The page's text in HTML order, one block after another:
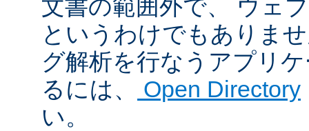
文書の範囲外で、 ウェ
というわけでもありま
グ解析を行なうアプリ
るには、
Open Directory
い。